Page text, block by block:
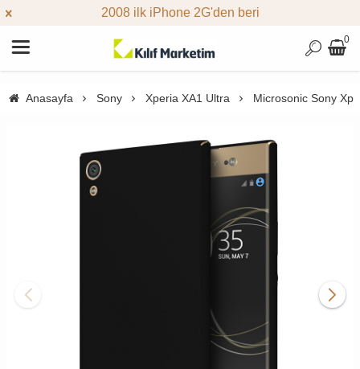
2008 ilk iPhone 2G'den beri
0
Anasayfa Sony Xperia XA1 Ultra Microsonic Sony